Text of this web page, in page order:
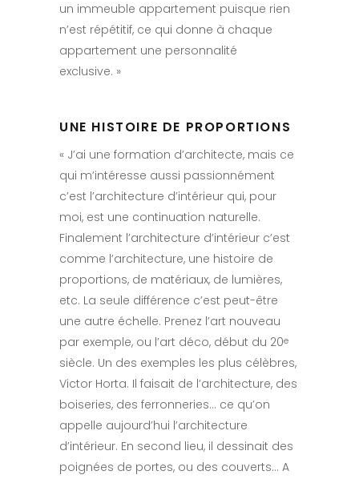
un immeuble appartement puisque rien
n’est répétitif, ce qui donne à chaque
appartement une personnalité
exclusive. »
UNE HISTOIRE DE PROPORTIONS
« J’ai une formation d’architecte, mais ce
qui m’intéresse aussi passionnément
c’est l’architecture d’intérieur qui, pour
moi, est une continuation naturelle.
Finalement l’architecture d’intérieur c’est
comme l’architecture, une histoire de
proportions, de matériaux, de lumières,
etc. La seule différence c’est peut-être
une autre échelle. Prenez l’art nouveau
par exemple, ou l’art déco, début du 20e
siècle. Un des exemples les plus célèbres,
Victor Horta. Il faisait de l’architecture, des
boiseries, des ferronneries… ce qu’on
appelle aujourd’hui l’architecture
d’intérieur. En second lieu, il dessinait des
poignées de portes, ou des couverts… A